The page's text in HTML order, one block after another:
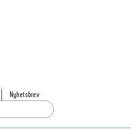
Nyhetsbrev